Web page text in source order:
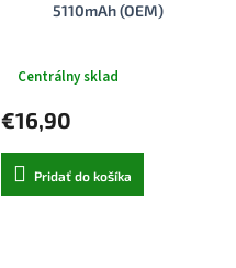
5110mAh (OEM)
Centrálny sklad
€16,90
Pridať do košíka